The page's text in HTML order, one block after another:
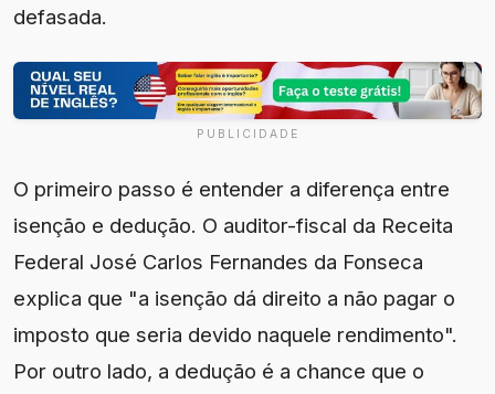
defasada.
PUBLICIDADE
O primeiro passo é entender a diferença entre
isenção e dedução. O auditor-fiscal da Receita
Federal José Carlos Fernandes da Fonseca
explica que "a isenção dá direito a não pagar o
imposto que seria devido naquele rendimento".
Por outro lado, a dedução é a chance que o